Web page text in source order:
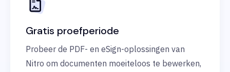
Gratis proefperiode
Probeer de PDF- en eSign-oplossingen van
Nitro om documenten moeiteloos te bewerken,